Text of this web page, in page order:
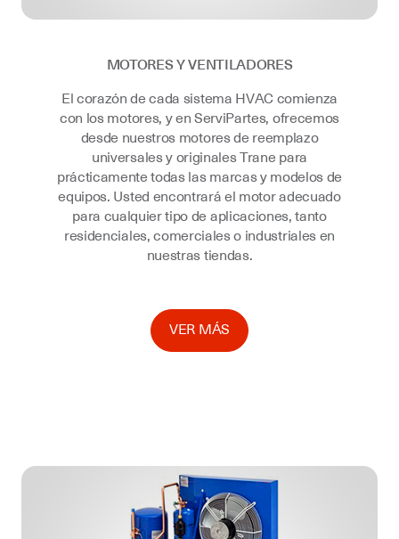
MOTORES Y VENTILADORES
El corazón de cada sistema HVAC comienza
con los motores, y en ServiPartes, ofrecemos
desde nuestros motores de reemplazo
universales y originales Trane para
prácticamente todas las marcas y modelos de
equipos. Usted encontrará el motor adecuado
para cualquier tipo de aplicaciones, tanto
residenciales, comerciales o industriales en
nuestras tiendas.
VER MÁS